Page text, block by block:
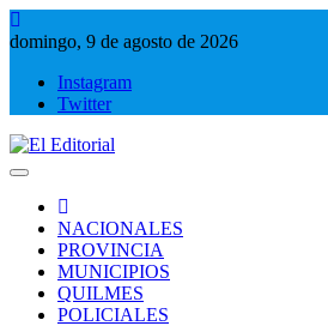
Saltar
al
domingo, 9 de agosto de 2026
Instagram
Twitter
NACIONALES
PROVINCIA
MUNICIPIOS
QUILMES
POLICIALES